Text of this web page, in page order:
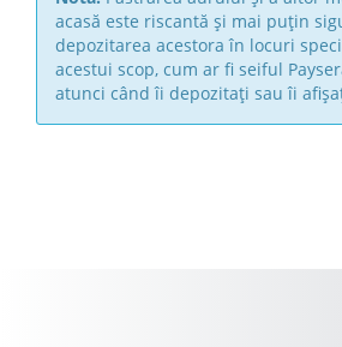
acasă este riscantă și mai puțin
depozitarea acestora în locuri
acestui scop, cum ar fi seiful
atunci când îi depozitați sau îi